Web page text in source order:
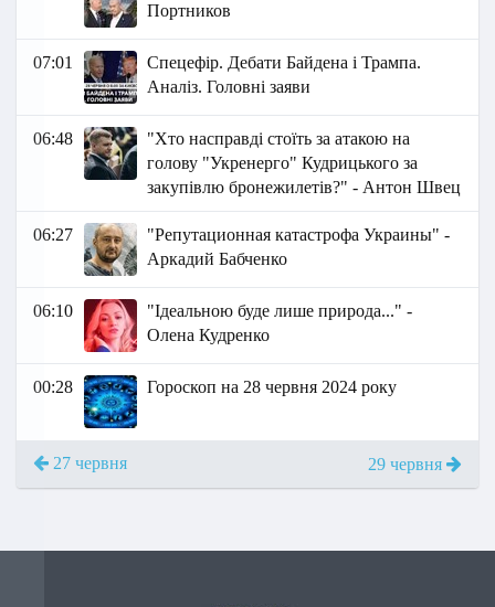
Портников
07:01
Спецефір. Дебати Байдена і Трампа.
Аналіз. Головні заяви
06:48
"Хто насправді стоїть за атакою на
голову "Укренерго" Кудрицького за
закупівлю бронежилетів?" - Антон Швец
06:27
"Репутационная катастрофа Украины" -
Аркадий Бабченко
06:10
"Ідеальною буде лише природа..." -
Олена Кудренко
00:28 Гороскоп на 28 червня 2024 року
27 червня 29 червня